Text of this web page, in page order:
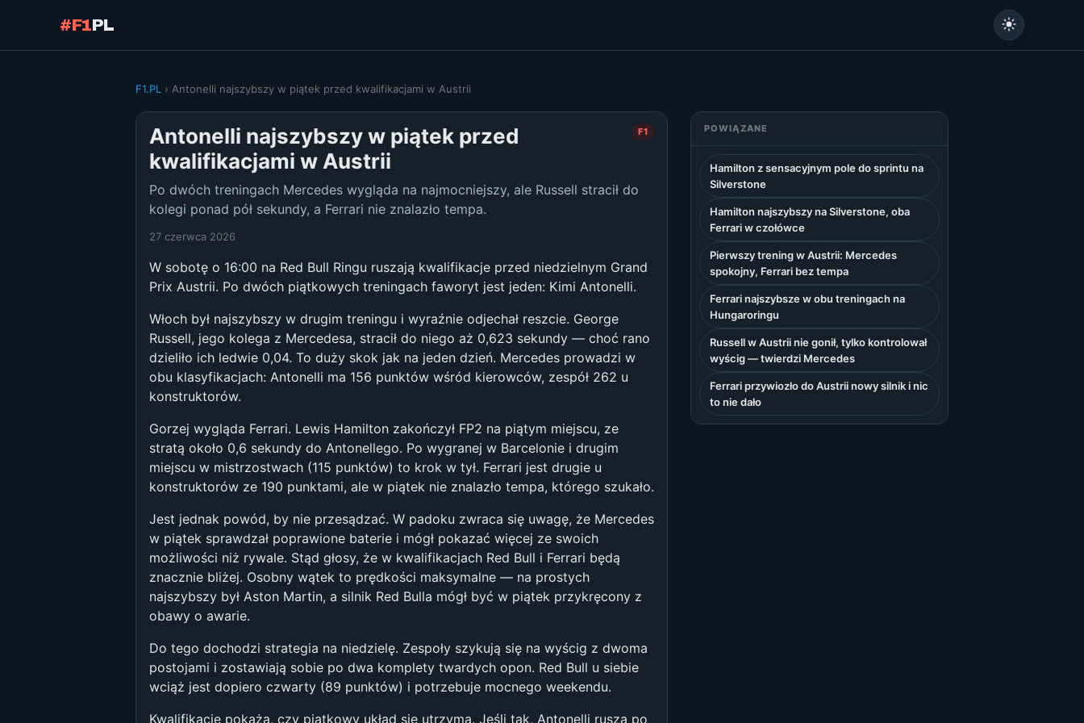
#F1PL
F1.PL › Antonelli najszybszy w piątek przed kwalifikacjami w Austrii
F1
Antonelli najszybszy w piątek przed
kwalifikacjami w Austrii
Po dwóch treningach Mercedes wygląda na najmocniejszy, ale Russell stracił do
kolegi ponad pół sekundy, a Ferrari nie znalazło tempa.
27 czerwca 2026
W sobotę o 16:00 na Red Bull Ringu ruszają kwalifikacje przed niedzielnym Grand
Prix Austrii. Po dwóch piątkowych treningach faworyt jest jeden: Kimi Antonelli.
Włoch był najszybszy w drugim treningu i wyraźnie odjechał reszcie. George
Russell, jego kolega z Mercedesa, stracił do niego aż 0,623 sekundy — choć rano
dzieliło ich ledwie 0,04. To duży skok jak na jeden dzień. Mercedes prowadzi w
obu klasyfikacjach: Antonelli ma 156 punktów wśród kierowców, zespół 262 u
konstruktorów.
Gorzej wygląda Ferrari. Lewis Hamilton zakończył FP2 na piątym miejscu, ze
stratą około 0,6 sekundy do Antonellego. Po wygranej w Barcelonie i drugim
miejscu w mistrzostwach (115 punktów) to krok w tył. Ferrari jest drugie u
konstruktorów ze 190 punktami, ale w piątek nie znalazło tempa, którego szukało.
Jest jednak powód, by nie przesądzać. W padoku zwraca się uwagę, że Mercedes
w piątek sprawdzał poprawione baterie i mógł pokazać więcej ze swoich
możliwości niż rywale. Stąd głosy, że w kwalifikacjach Red Bull i Ferrari będą
znacznie bliżej. Osobny wątek to prędkości maksymalne — na prostych
najszybszy był Aston Martin, a silnik Red Bulla mógł być w piątek przykręcony z
obawy o awarie.
Do tego dochodzi strategia na niedzielę. Zespoły szykują się na wyścig z dwoma
postojami i zostawiają sobie po dwa komplety twardych opon. Red Bull u siebie
wciąż jest dopiero czwarty (89 punktów) i potrzebuje mocnego weekendu.
Kwalifikacje pokażą, czy piątkowy układ się utrzyma. Jeśli tak, Antonelli rusza po
POWIĄZANE
Hamilton z sensacyjnym pole do sprintu na
Silverstone
Hamilton najszybszy na Silverstone, oba
Ferrari w czołówce
Pierwszy trening w Austrii: Mercedes
spokojny, Ferrari bez tempa
Ferrari najszybsze w obu treningach na
Hungaroringu
Russell w Austrii nie gonił, tylko kontrolował
wyścig — twierdzi Mercedes
Ferrari przywiozło do Austrii nowy silnik i nic
to nie dało